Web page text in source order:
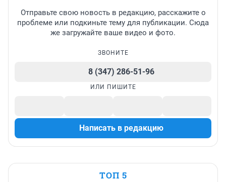
Отправьте свою новость в редакцию, расскажите о
проблеме или подкиньте тему для публикации. Сюда
же загружайте ваше видео и фото.
ЗВОНИТЕ
8 (347) 286-51-96
ИЛИ ПИШИТЕ
Написать в редакцию
ТОП 5